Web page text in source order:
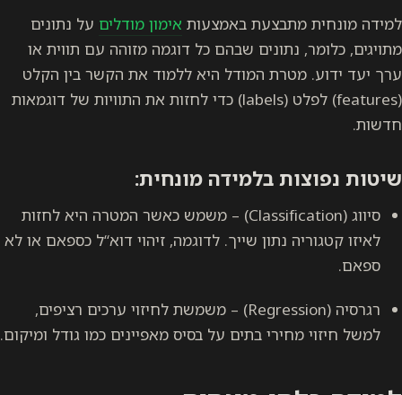
למידה מונחית מתבצעת באמצעות אימון מודלים על נתונים
מתויגים, כלומר, נתונים שבהם כל דוגמה מזוהה עם תווית או
ערך יעד ידוע. מטרת המודל היא ללמוד את הקשר בין הקלט
(features) לפלט (labels) כדי לחזות את התוויות של דוגמאות
חדשות.
שיטות נפוצות בלמידה מונחית:
סיווג (Classification) – משמש כאשר המטרה היא לחזות
לאיזו קטגוריה נתון שייך. לדוגמה, זיהוי דוא“ל כספאם או לא
ספאם.
רגרסיה (Regression) – משמשת לחיזוי ערכים רציפים,
למשל חיזוי מחירי בתים על בסיס מאפיינים כמו גודל ומיקום.